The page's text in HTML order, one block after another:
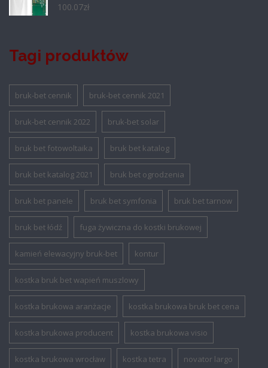
100.07zł
Tagi produktów
bruk-bet cennik bruk-bet cennik 2021
bruk-bet cennik 2022 bruk-bet solar
bruk bet fotowoltaika bruk bet katalog
bruk bet katalog 2021 bruk bet ogrodzenia
bruk bet panele bruk bet symfonia bruk bet tarnow
bruk bet łódź fuga żywiczna do kostki brukowej
kamień elewacyjny bruk-bet kontur
kostka bruk bet wapień muszlowy
kostka brukowa aranżacje kostka brukowa bruk bet cena
kostka brukowa producent kostka brukowa visio
kostka brukowa wrocław kostka tetra novator largo